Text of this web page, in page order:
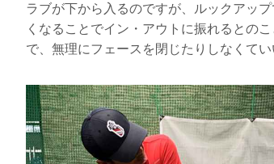
ラブが下から入るのですが、ルックアッ
くなることでイン・アウトに振れるとの
で、無理にフェースを閉じたりしなくてい